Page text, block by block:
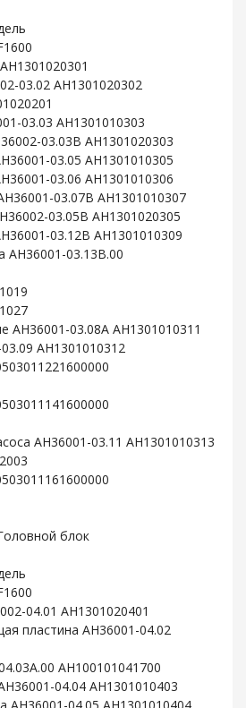
03.02 AH1301020302
03.03 AH1301010303
03.03B AH1301020303
03.05 AH1301010305
03.06 AH1301010306
03.07B AH1301010307
03.05B AH1301020305
03.12B AH1301010309
AH36001-03.13B.00
AH36001-03.08A AH1301010311
AH1301010312
AH36001-03.11 AH1301010313
блок
04.01 AH1301020401
пластина AH36001-04.02
AH100101041700
04.04 AH1301010403